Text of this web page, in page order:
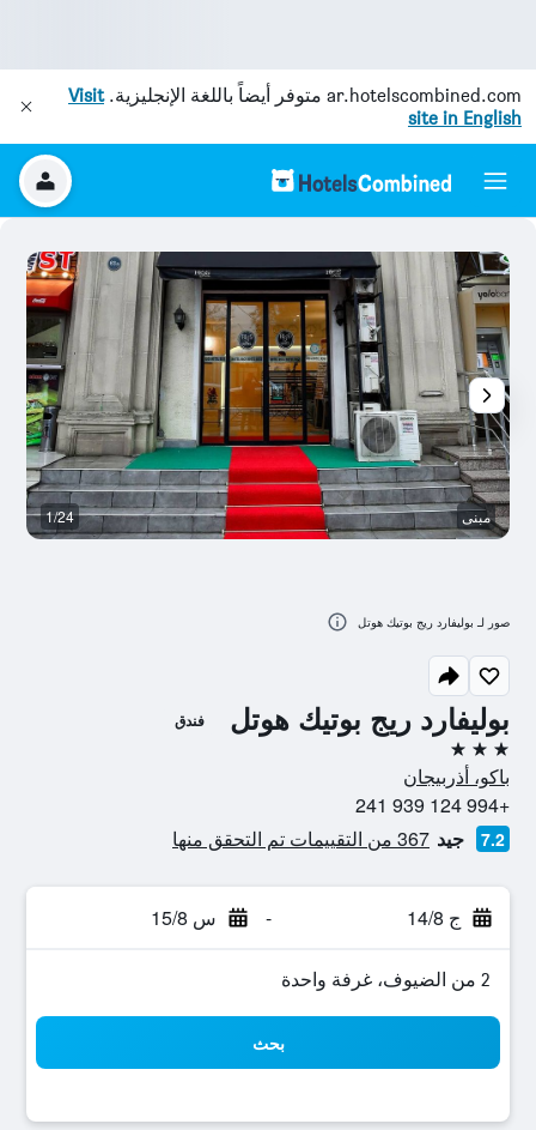
ar.hotelscombined.com متوفر أيضاً باللغة الإنجليزية.Visit
site in English
بوليفارد ريج بوتيك هوتل فندق
3 نجوم
باكو، أذربيجان
+994 124 939 241
7.2 جيد 367 من التقييمات تم التحقق منها
ج 14/8 - س 15/8
2 من الضيوف، غرفة واحدة
بحث
مبنى 1/24
صور لـ بوليفارد ريج بوتيك هوتل